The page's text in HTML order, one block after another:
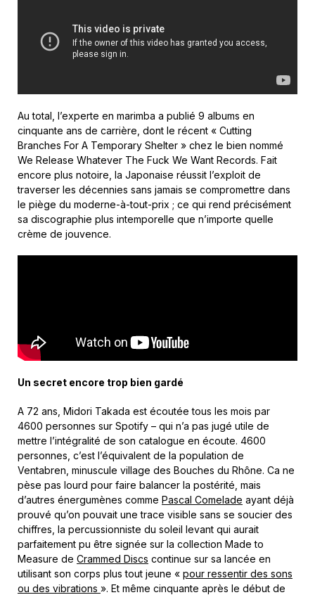
Au total, l’experte en marimba a publié 9 albums en
cinquante ans de carrière, dont le récent « Cutting
Branches For A Temporary Shelter » chez le bien nommé
We Release Whatever The Fuck We Want Records. Fait
encore plus notoire, la Japonaise réussit l’exploit de
traverser les décennies sans jamais se compromettre dans
le piège du moderne-à-tout-prix ; ce qui rend précisément
sa discographie plus intemporelle que n’importe quelle
crème de jouvence.
Un secret encore trop bien gardé
A 72 ans, Midori Takada est écoutée tous les mois par
4600 personnes sur Spotify – qui n’a pas jugé utile de
mettre l’intégralité de son catalogue en écoute. 4600
personnes, c’est l’équivalent de la population de
Ventabren, minuscule village des Bouches du Rhône. Ca ne
pèse pas lourd pour faire balancer la postérité, mais
d’autres énergumènes comme Pascal Comelade ayant déjà
prouvé qu’on pouvait une trace visible sans se soucier des
chiffres, la percussionniste du soleil levant qui aurait
parfaitement pu être signée sur la collection Made to
Measure de Crammed Discs continue sur sa lancée en
utilisant son corps plus tout jeune « pour ressentir des sons
ou des vibrations ». Et même cinquante après le début de